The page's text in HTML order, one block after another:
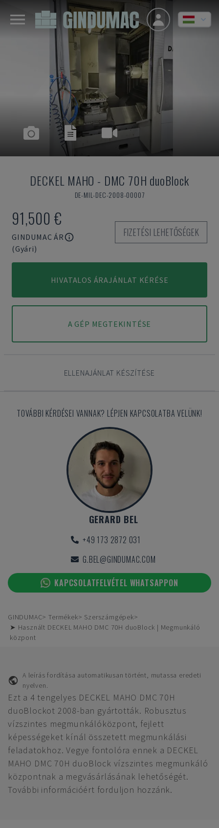
DECKEL MAHO - DMC 70H duoBlock
DE-MIL-DEC-2008-00007
91,500 €
GINDUMAC ÁR
(Gyári)
FIZETÉSI LEHETŐSÉGEK
HIVATALOS ÁRAJÁNLAT KÉRÉSE
A GÉP MEGTEKINTÉSE
ELLENAJÁNLAT KÉSZÍTÉSE
TOVÁBBI KÉRDÉSEI VANNAK? LÉPJEN KAPCSOLATBA VELÜNK!
GERARD BEL
+49 173 2872 031
G.BEL@GINDUMAC.COM
KAPCSOLATFELVÉTEL WHATSAPPON
GINDUMAC Termékek
Szerszámgépek
➤ Használt DECKEL MAHO DMC 70H duoBlock | Megmunkáló
központ
A leírás fordítása automatikusan történt, mutassa eredeti
nyelven.
Ezt a 4 tengelyes DECKEL MAHO DMC 70H
duoBlockot 2008-ban gyártották. Robusztus
vízszintes megmunkálóközpont, fejlett
képességeket kínál összetett megmunkálási
feladatokhoz. Vegye fontolóra ennek a DECKEL
MAHO DMC 70H duoBlock vízszintes megmunkáló
központnak a megvásárlásának lehetőségét.
További információért forduljon hozzánk.